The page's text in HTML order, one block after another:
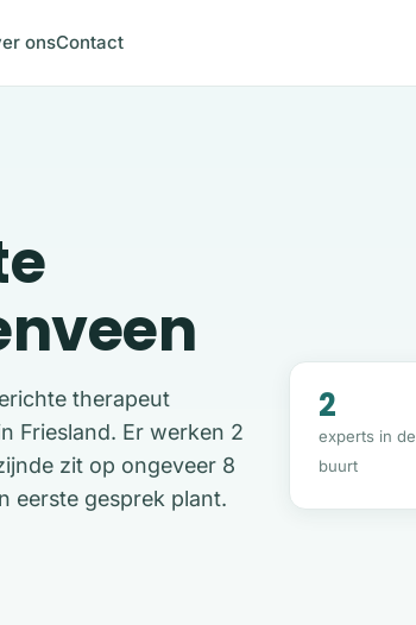
onsContact
therapeut
Friesland. Er werken 2
zit op ongeveer 8
eerste gesprek plant.
2
experts in de
buurt